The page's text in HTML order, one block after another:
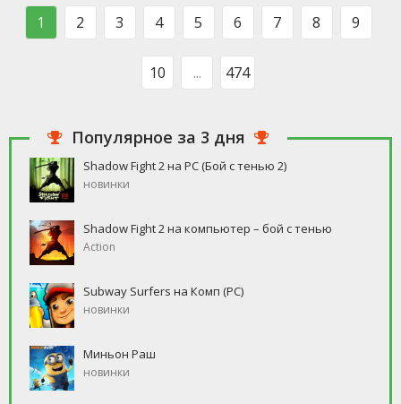
такого человека, который бы
свободное время, но
1 2 3 4 5 6 7 8 9
10 ... 474
Популярное за 3 дня
Shadow Fight 2 на PC (Бой с тенью 2)
новинки
Shadow Fight 2 на компьютер – бой с тенью
Action
Subway Surfers на Комп (PC)
новинки
Миньон Раш
новинки